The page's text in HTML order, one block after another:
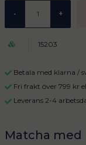
- +
15203
Betala med klarna /
Fri frakt över 799 kr
Leverans 2-4